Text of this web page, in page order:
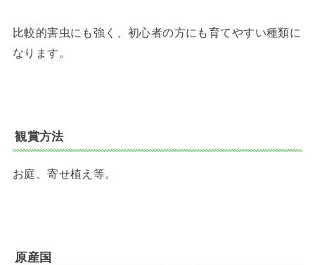
比較的害虫にも強く、初心者の方にも育てやすい種類に
なります。
観賞方法
お庭、寄せ植え等。
原産国